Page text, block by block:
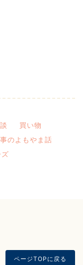
買い物
のよもやま話
ページTOPに戻る